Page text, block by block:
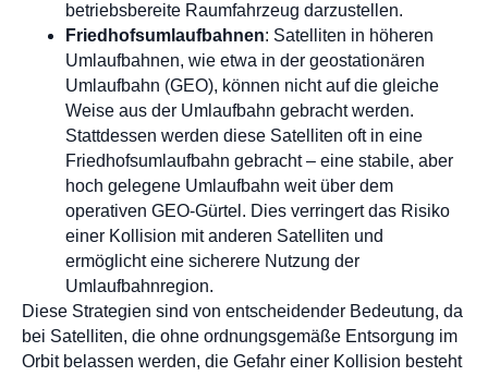
betriebsbereite Raumfahrzeug darzustellen.
Friedhofsumlaufbahnen: Satelliten in höheren
Umlaufbahnen, wie etwa in der geostationären
Umlaufbahn (GEO), können nicht auf die gleiche
Weise aus der Umlaufbahn gebracht werden.
Stattdessen werden diese Satelliten oft in eine
Friedhofsumlaufbahn gebracht – eine stabile, aber
hoch gelegene Umlaufbahn weit über dem
operativen GEO-Gürtel. Dies verringert das Risiko
einer Kollision mit anderen Satelliten und
ermöglicht eine sicherere Nutzung der
Umlaufbahnregion.
Diese Strategien sind von entscheidender Bedeutung, da
bei Satelliten, die ohne ordnungsgemäße Entsorgung im
Orbit belassen werden, die Gefahr einer Kollision besteht